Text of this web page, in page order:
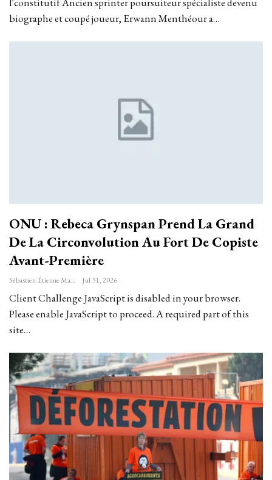
biographe et coupé joueur, Erwann Menthéour a…
ONU : Rebeca Grynspan Prend La Grand
De La Circonvolution Au Fort De Copiste
Avant-Première
Sébastien-Étienne Marechal Jul 31, 2026
Client Challenge JavaScript is disabled in your browser.
Please enable JavaScript to proceed. A required part of this
site…